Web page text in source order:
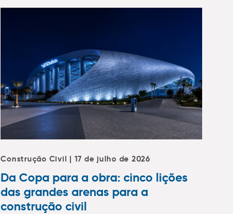
Construção Civil | 17 de julho de 2026
Da Copa para a obra: cinco lições
das grandes arenas para a
construção civil